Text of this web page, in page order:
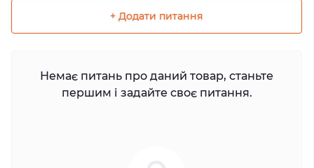
+ Додати питання
Немає питань про даний товар, станьте
першим і задайте своє питання.